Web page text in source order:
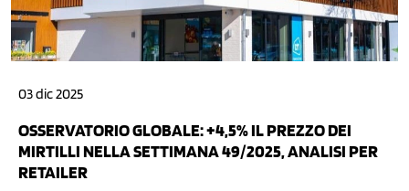
03 dic 2025
OSSERVATORIO GLOBALE: +4,5% IL PREZZO DEI
MIRTILLI NELLA SETTIMANA 49/2025, ANALISI PER
RETAILER